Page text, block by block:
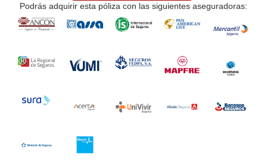
Podrás adquirir esta póliza con las siguientes aseguradoras: